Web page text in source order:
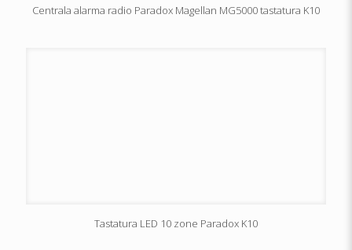
Centrala alarma radio Paradox Magellan MG5000 tastatura K10
Tastatura LED 10 zone Paradox K10